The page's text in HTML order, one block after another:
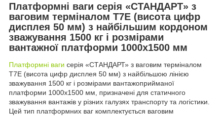
Платформні ваги серія «СТАНДАРТ» з
ваговим терміналом T7E (висота цифр
дисплея 50 мм) з найбільшим кордоном
зважування 1500 кг і розмірами
вантажної платформи 1000х1500 мм
Платформні ваги серія «СТАНДАРТ» з ваговим терміналом
T7E (висота цифр дисплея 50 мм) з найбільшою лінією
зважування 1500 кг і розмірами вантажоприйманої
платформи 1000х1500 мм, призначені для статичного
зважування вантажів у різних галузях транспорту та логістики.
Цей тип платформних ваг комплектується ваговим